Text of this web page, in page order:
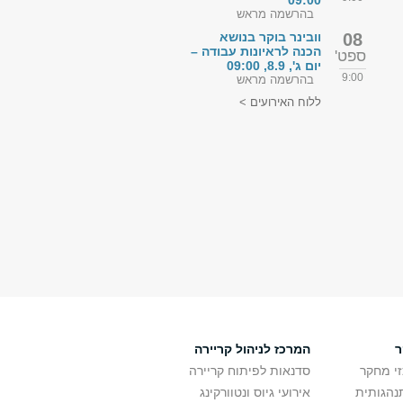
בהרשמה מראש
08
ספט'
9:00
וובינר בוקר בנושא
הכנה לראיונות עבודה –
יום ג', 8.9, 09:00
בהרשמה מראש
ללוח האירועים >
מחקר
המרכז לניהול קריירה
סדנאות לפיתוח קריירה
אירועי גיוס ונטוורקינג